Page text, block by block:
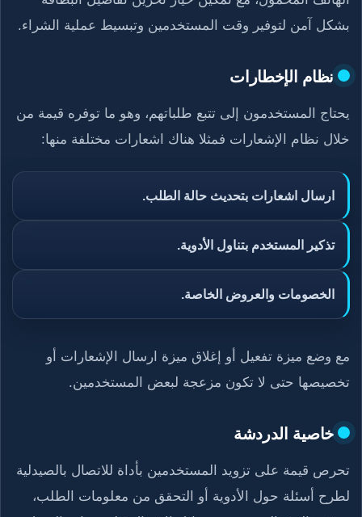
بشكل آمن لتوفير وقت المستخدمين وتبسيط عملية الشراء.
نظام الإخطارات
يحتاج المستخدمون إلى تتبع طلباتهم، وهو ما توفره قيمة من
خلال نظام الإشعارات فمثلا هناك اشعارات مختلفة منها:
ارسال اشعارات بتحديث حالة الطلب.
تذكير المستخدم بتناول الأدوية.
الخصومات والعروض الخاصة.
مع وضع ميزة تفعيل أو إغلاق ميزة ارسال الإشعارات أو
تخصيصها حتى لا تكون مزعجة لبعض المستخدمين.
خاصية الدردشة
تحرص قيمة على تزويد المستخدمين بأداة للاتصال بالصيدلية
لطرح أسئلة حول الأدوية أو التحقق من معلومات الطلب،